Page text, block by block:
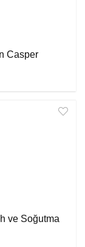
Casper
ve Soğutma